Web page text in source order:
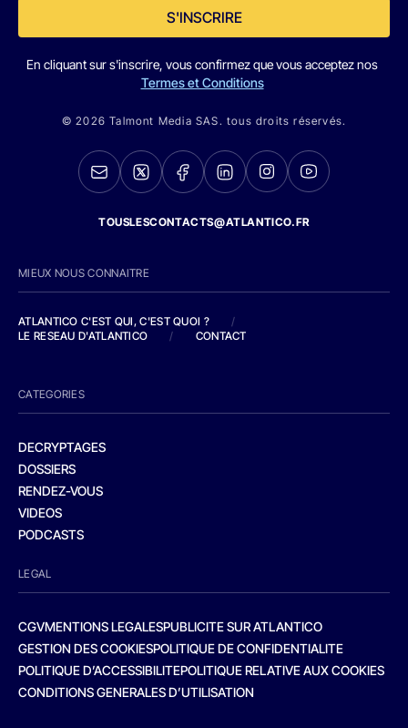
S'INSCRIRE
En cliquant sur s'inscrire, vous confirmez que vous acceptez nos
Termes et Conditions
© 2026 Talmont Media SAS. tous droits réservés.
TOUSLESCONTACTS@ATLANTICO.FR
MIEUX NOUS CONNAITRE
ATLANTICO C'EST QUI, C'EST QUOI ?
/
LE RESEAU D'ATLANTICO
/ CONTACT
CATEGORIES
DECRYPTAGES
DOSSIERS
RENDEZ-VOUS
VIDEOS
PODCASTS
LEGAL
CGVMENTIONS LEGALESPUBLICITE SUR ATLANTICO
GESTION DES COOKIESPOLITIQUE DE CONFIDENTIALITE
POLITIQUE D’ACCESSIBILITEPOLITIQUE RELATIVE AUX COOKIES
CONDITIONS GENERALES D’UTILISATION